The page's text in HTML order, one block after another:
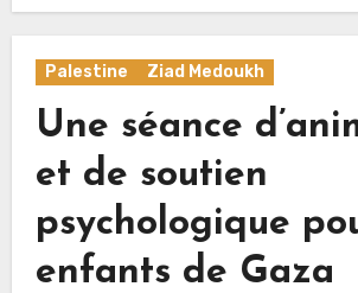
Palestine Ziad Medoukh
Une séance
et de soutien
psychologique
enfants de Gaza